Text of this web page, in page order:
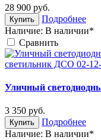
28 900 руб.
Купить
Подробнее
Наличие: В наличии*
Cравнить
Уличный
3 350 руб.
Купить
Подробнее
Наличие: В наличии*